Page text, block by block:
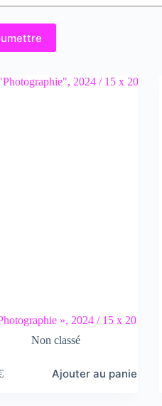
», 2024 / 15 x 20
Non classé
Ajouter au panier